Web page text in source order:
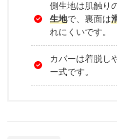
側生地は肌触り
生地で、裏面は
れにくいです。
カバーは着脱し
ー式です。